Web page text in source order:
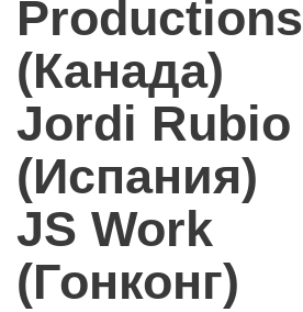
Productions
(Канада)
Jordi Rubio
(Испания)
JS Work
(Гонконг)